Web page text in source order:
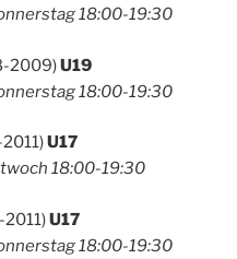
18:00-19:30
2009)U19
18:00-19:30
U17
18:00-19:30
U17
18:00-19:30